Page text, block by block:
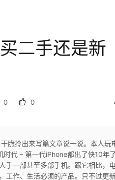
二手还是新
0 0
脆拎出来写篇文章说一说。本人玩
代 – 第一代iPhone都出了快10年了
手一部甚至多部手机。跟它相比，
工作、生活必须的产品。只不过更